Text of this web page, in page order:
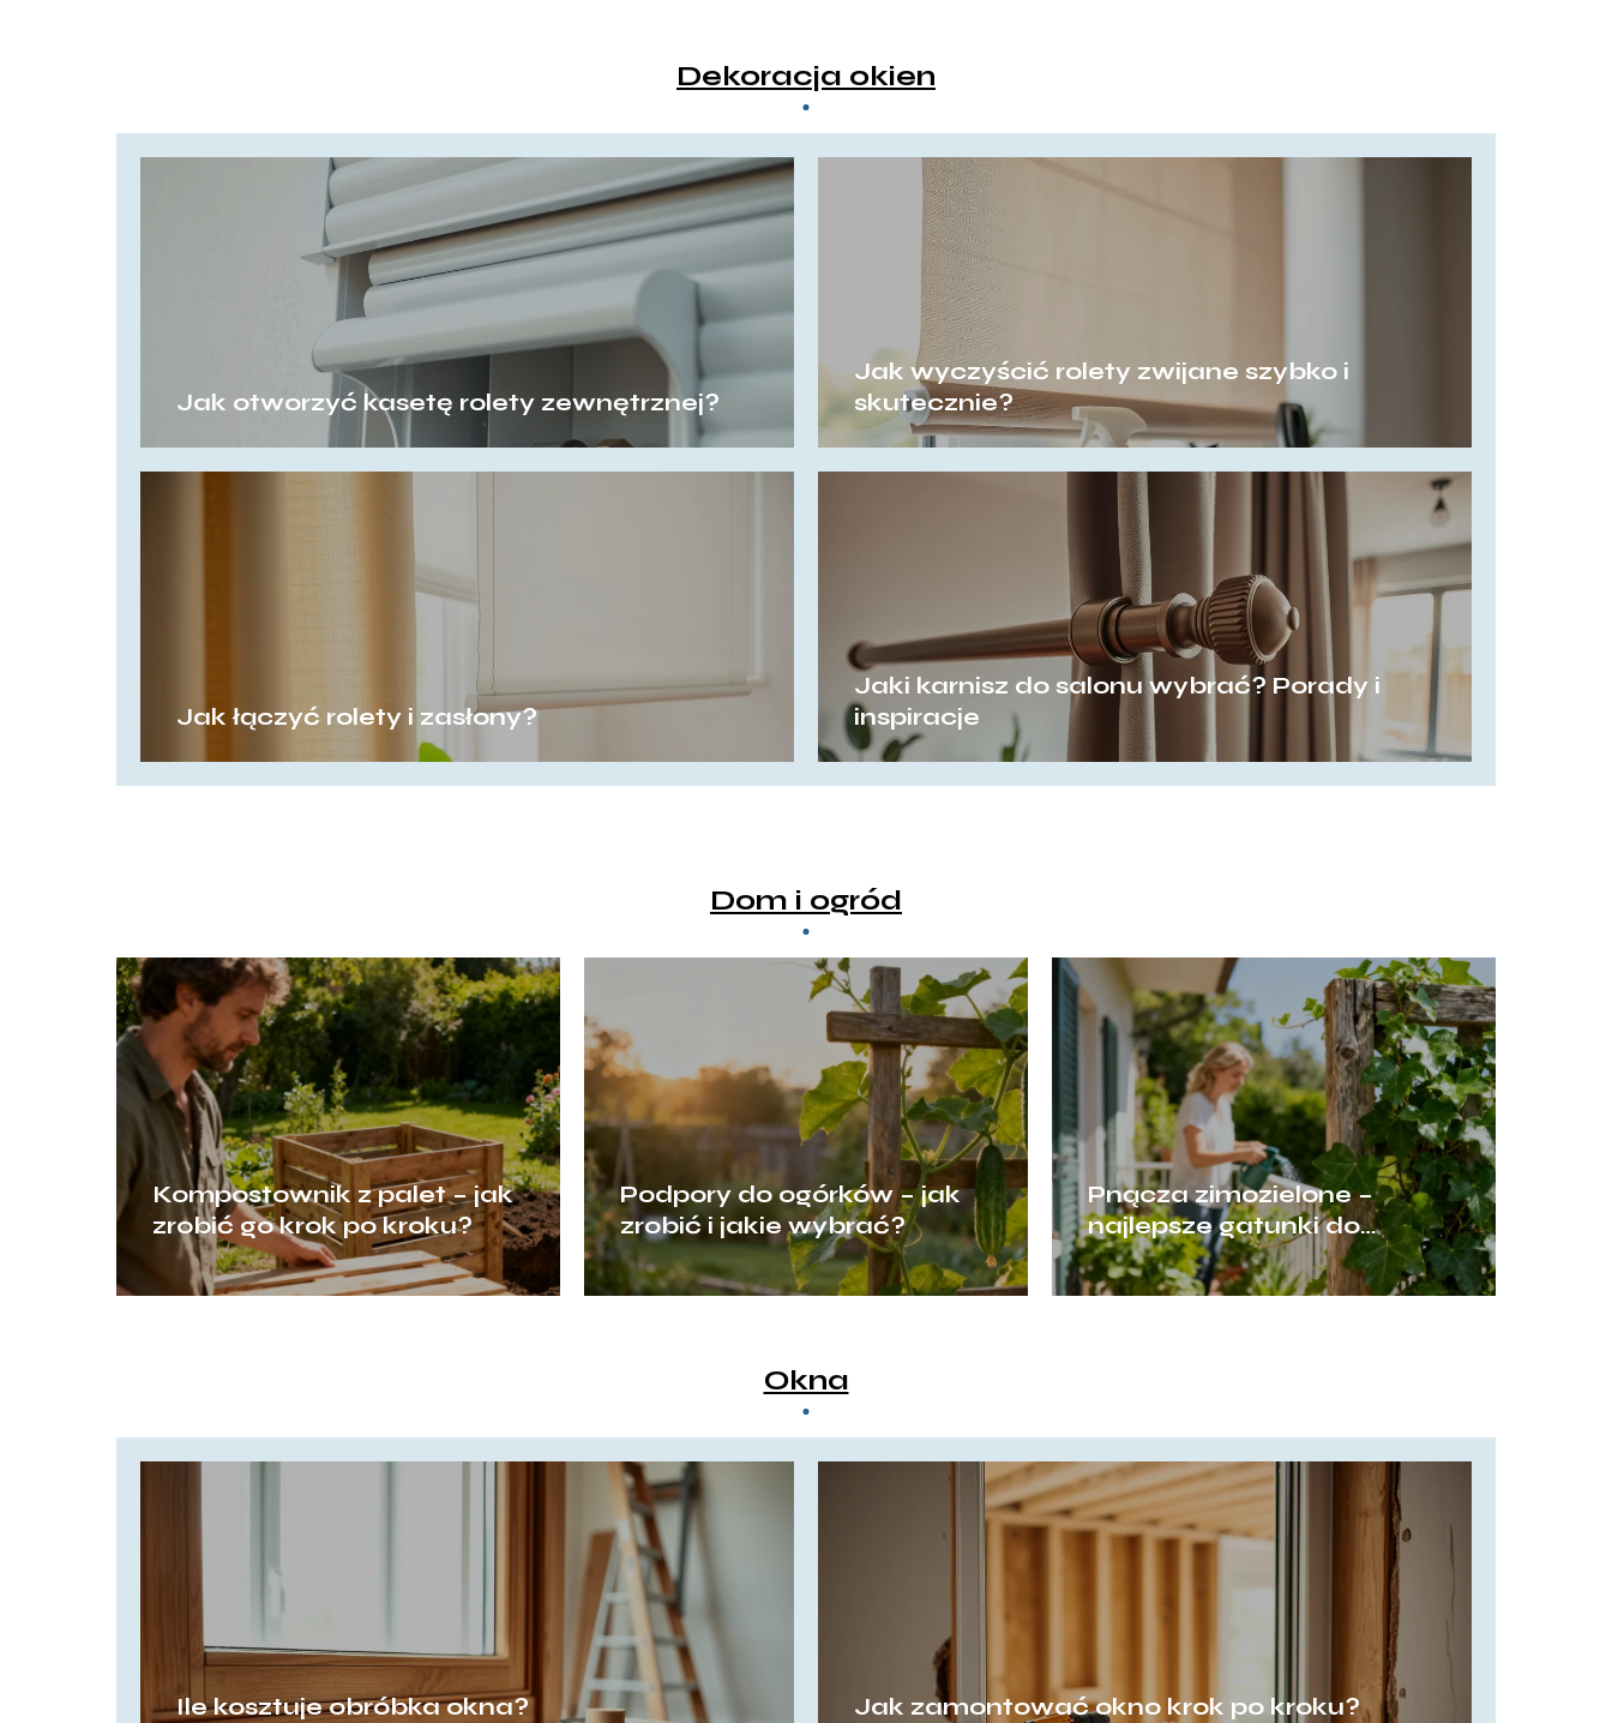
Dekoracja okien
Jak otworzyć kasetę rolety zewnętrznej?
Jak wyczyścić rolety zwijane szybko i
skutecznie?
Jak łączyć rolety i zasłony?
Jaki karnisz do salonu wybrać? Porady i
inspiracje
Dom i ogród
Kompostownik z palet – jak
zrobić go krok po kroku?
Podpory do ogórków – jak
zrobić i jakie wybrać?
Pnącza zimozielone –
najlepsze gatunki do
ogrodu i na balkon
Okna
Ile kosztuje obróbka okna? Jak zamontować okno krok po kroku?